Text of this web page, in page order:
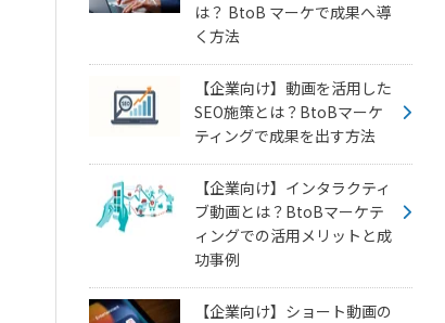
は？ BtoB マーケで成果へ導
く方法
【企業向け】動画を活用した
SEO施策とは？BtoBマーケ
ティングで成果を出す方法
【企業向け】インタラクティ
ブ動画とは？BtoBマーケテ
ィングでの活用メリットと成
功事例
【企業向け】ショート動画の